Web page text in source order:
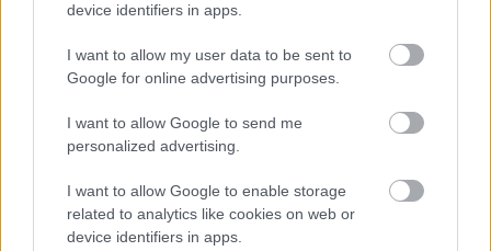
device identifiers in apps.
I want to allow my user data to be sent to
Google for online advertising purposes.
I want to allow Google to send me
personalized advertising.
I want to allow Google to enable storage
related to analytics like cookies on web or
device identifiers in apps.
Paris Saint-Germain
Manchester United
Nya Ullevi, Göteborg
2026-08-08 17:00
1 nap 23 óra 24 perc 56 másodperc